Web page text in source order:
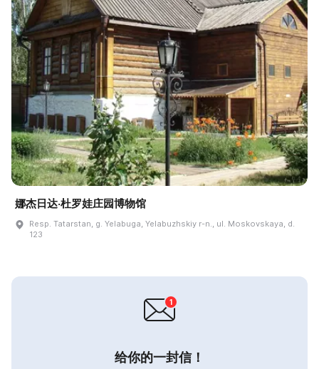
娜杰日达·杜罗娃庄园博物馆
Resp. Tatarstan, g. Yelabuga, Yelabuzhskiy r-n., ul. Moskovskaya, d.
123
给你的一封信！